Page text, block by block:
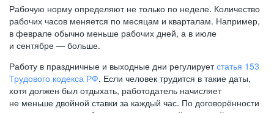
Рабочую норму определяют не только по неделе. Количество
рабочих часов меняется по месяцам и кварталам. Например,
в феврале обычно меньше рабочих дней, а в июле
и сентябре — больше.
Работу в праздничные и выходные дни регулируетстатья 153
Трудового кодекса РФ. Если человек трудится в такие даты,
хотя должен был отдыхать, работодатель начисляет
не меньше двойной ставки за каждый час. По договорённости